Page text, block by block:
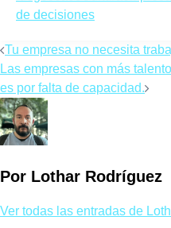
de decisiones
Navegación
de
entradas
Tu empresa no necesita
Las empresas con más
es por falta de capacidad.
Por Lothar Rodríguez
Ver todas las entradas de